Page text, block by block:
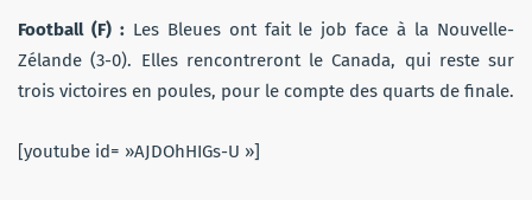
Football (F) : Les Bleues ont fait le job face à la Nouvelle-
Zélande (3-0). Elles rencontreront le Canada, qui reste sur
trois victoires en poules, pour le compte des quarts de finale.
[youtube id= »AJDOhHIGs-U »]